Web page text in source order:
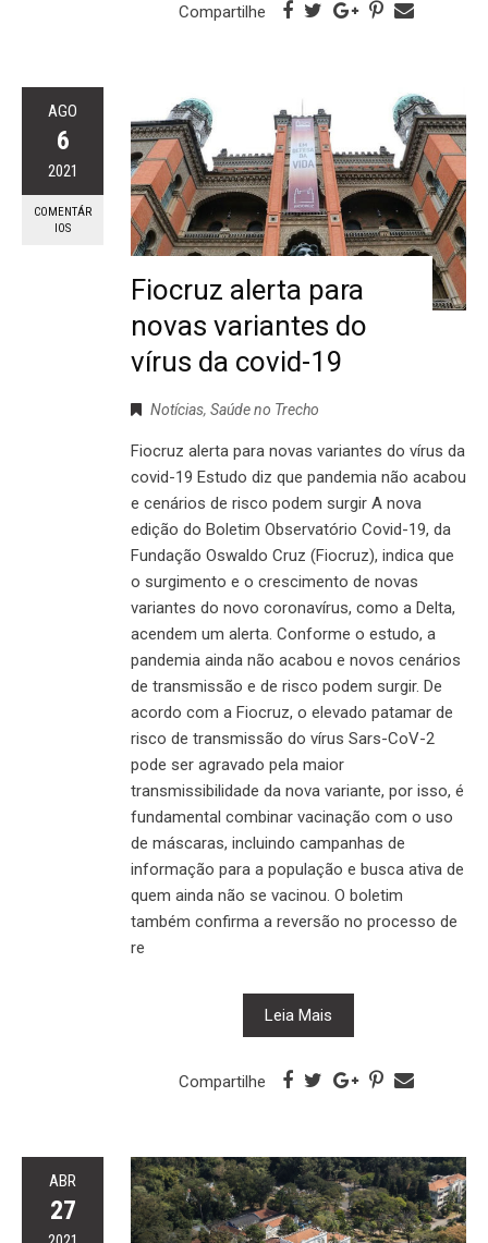
Compartilhe
AGO
6
2021
COMENTÁR
IOS
Fiocruz alerta para
novas variantes do
vírus da covid-19
Notícias, Saúde no Trecho
Fiocruz alerta para novas variantes do vírus da
covid-19 Estudo diz que pandemia não acabou
e cenários de risco podem surgir A nova
edição do Boletim Observatório Covid-19, da
Fundação Oswaldo Cruz (Fiocruz), indica que
o surgimento e o crescimento de novas
variantes do novo coronavírus, como a Delta,
acendem um alerta. Conforme o estudo, a
pandemia ainda não acabou e novos cenários
de transmissão e de risco podem surgir. De
acordo com a Fiocruz, o elevado patamar de
risco de transmissão do vírus Sars-CoV-2
pode ser agravado pela maior
transmissibilidade da nova variante, por isso, é
fundamental combinar vacinação com o uso
de máscaras, incluindo campanhas de
informação para a população e busca ativa de
quem ainda não se vacinou. O boletim
também confirma a reversão no processo de
re
Leia Mais
Compartilhe
ABR
27